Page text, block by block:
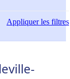
Appliquerles filtres